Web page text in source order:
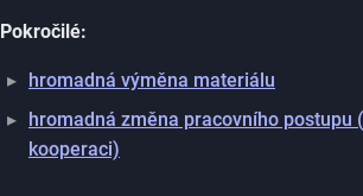
Pokročilé:
hromadná výměna materiálu
hromadná změna pracovního postupu
kooperaci)